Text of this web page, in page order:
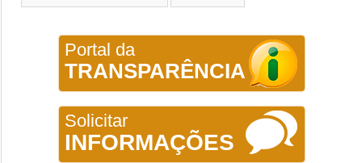
Portal da
TRANSPARÊNCIA
Solicitar
INFORMAÇÕES